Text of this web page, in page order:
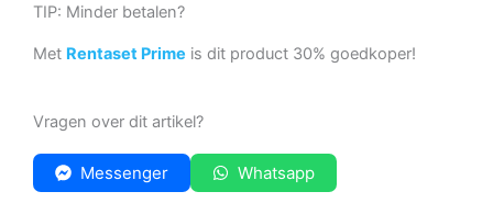
TIP: Minder betalen?
Met Rentaset Prime is dit product 30% goedkoper!
Vragen over dit artikel?
Messenger Whatsapp